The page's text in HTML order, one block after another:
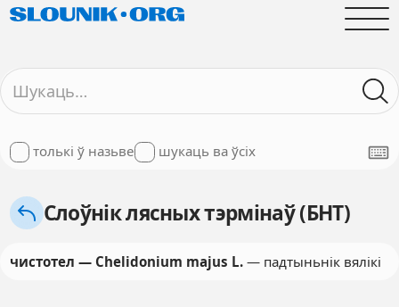
толькі ў назьве шукаць ва ўсіх
Слоўнік лясных тэрмінаў (БНТ)
чистотел — Chelidonium majus L.— падтыньнік вялікі